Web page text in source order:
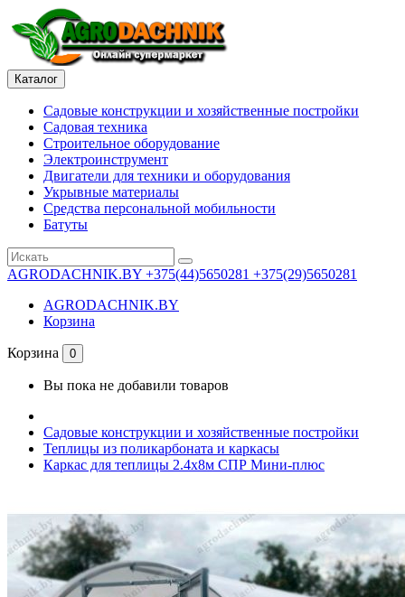
Каталог
Садовые конструкции и хозяйственные постройки
Садовая техника
Строительное оборудование
Электроинструмент
Двигатели для техники и оборудования
Укрывные материалы
Средства персональной мобильности
Батуты
AGRODACHNIK.BY +375(44)5650281 +375(29)5650281
AGRODACHNIK.BY
Корзина
Корзина 0
Вы пока не добавили товаров
Садовые конструкции и хозяйственные постройки
Теплицы из поликарбоната и каркасы
Каркас для теплицы 2.4х8м СПР Мини-плюс